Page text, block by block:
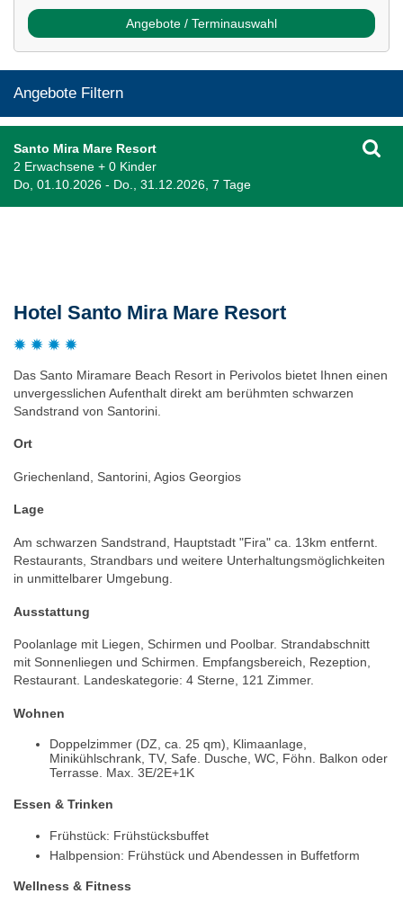
Angebote / Terminauswahl
Angebote Filtern
Santo Mira Mare Resort
2 Erwachsene + 0 Kinder
Do, 01.10.2026 - Do., 31.12.2026, 7 Tage
Hotel Santo Mira Mare Resort
Das Santo Miramare Beach Resort in Perivolos bietet Ihnen einen
unvergesslichen Aufenthalt direkt am berühmten schwarzen
Sandstrand von Santorini.
Ort
Griechenland, Santorini, Agios Georgios
Lage
Am schwarzen Sandstrand, Hauptstadt "Fira" ca. 13km entfernt.
Restaurants, Strandbars und weitere Unterhaltungsmöglichkeiten
in unmittelbarer Umgebung.
Ausstattung
Poolanlage mit Liegen, Schirmen und Poolbar. Strandabschnitt
mit Sonnenliegen und Schirmen. Empfangsbereich, Rezeption,
Restaurant. Landeskategorie: 4 Sterne, 121 Zimmer.
Wohnen
Doppelzimmer (DZ, ca. 25 qm), Klimaanlage,
Minikühlschrank, TV, Safe. Dusche, WC, Föhn. Balkon oder
Terrasse. Max. 3E/2E+1K
Essen & Trinken
Frühstück: Frühstücksbuffet
Halbpension: Frühstück und Abendessen in Buffetform
Wellness & Fitness